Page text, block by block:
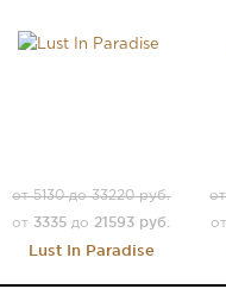
от 5130 до 33220 руб.
от 3335 до 21593 руб.
Lust In Paradise
от